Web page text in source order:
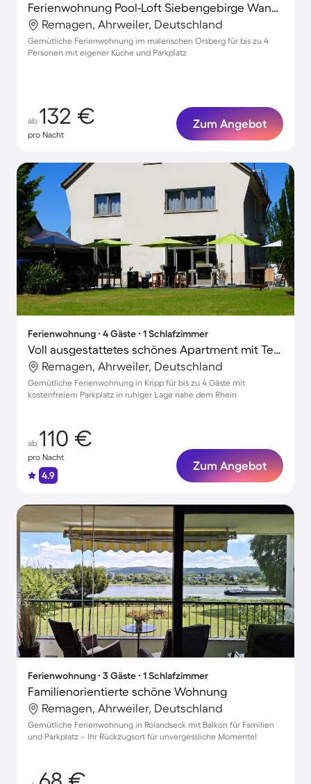
Ferienwohnung Pool-Loft Siebengebirge Wandern Erholen Sauna
Remagen, Ahrweiler, Deutschland
Gemütliche Ferienwohnung im malerischen Orsberg für bis zu 4
Personen mit eigener Küche und Parkplatz
ab 132 €
pro Nacht
Zum Angebot
Ferienwohnung ∙ 4 Gäste ∙ 1 Schlafzimmer
Voll ausgestattetes schönes Apartment mit Terrasse
Remagen, Ahrweiler, Deutschland
Gemütliche Ferienwohnung in Kripp für bis zu 4 Gäste mit
kostenfreiem Parkplatz in ruhiger Lage nahe dem Rhein
ab 110 €
pro Nacht
4.9
Zum Angebot
Ferienwohnung ∙ 3 Gäste ∙ 1 Schlafzimmer
Familienorientierte schöne Wohnung
Remagen, Ahrweiler, Deutschland
Gemütliche Ferienwohnung in Rolandseck mit Balkon für Familien
und Parkplatz – Ihr Rückzugsort für unvergessliche Momente!